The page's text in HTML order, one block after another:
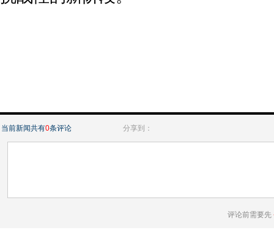
当前新闻共有0条评论 分享到：
评论前需要先